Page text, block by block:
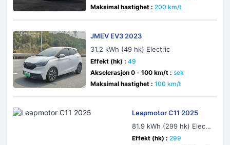
Maksimal hastighet : 200 km/t
JMEV EV3 2023
31.2 kWh (49 hk) Electric
Effekt (hk) : 49
Akselerasjon 0 - 100 km/t : sek
Maksimal hastighet : 100 km/t
Leapmotor C11 2025
81.9 kWh (299 hk) Electri
c
Effekt (hk) : 299